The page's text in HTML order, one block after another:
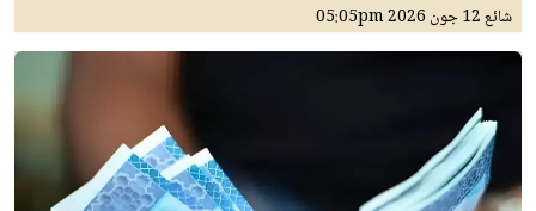
شائع12 جون 2026 05:05pm